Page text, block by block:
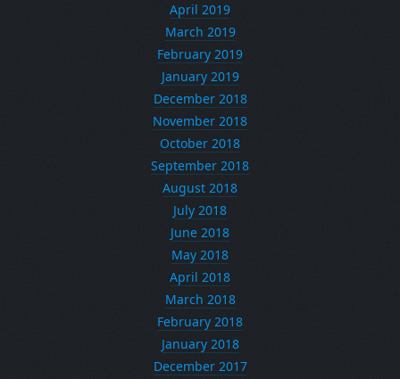
April 2019
March 2019
February 2019
January 2019
December 2018
November 2018
October 2018
September 2018
August 2018
July 2018
June 2018
May 2018
April 2018
March 2018
February 2018
January 2018
December 2017